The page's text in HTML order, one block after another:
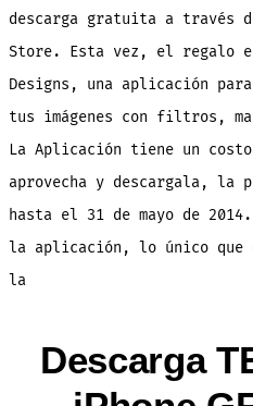
descarga gratuita a través
Store. Esta vez, el regalo
Designs, una aplicación
tus imágenes con filtros,
La Aplicación tiene un
aprovecha y descargala, la
hasta el 31 de mayo de
la aplicación, lo único que
la
Descarga